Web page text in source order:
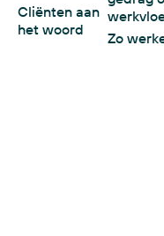
Cliënten aan
het woord
Zo